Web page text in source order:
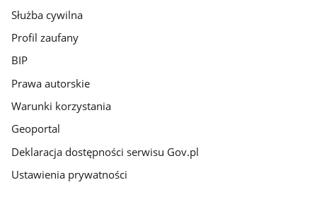
Służba cywilna
Profil zaufany
BIP
Prawa autorskie
Warunki korzystania
Geoportal
Deklaracja dostępności serwisu Gov.pl
Ustawienia prywatności